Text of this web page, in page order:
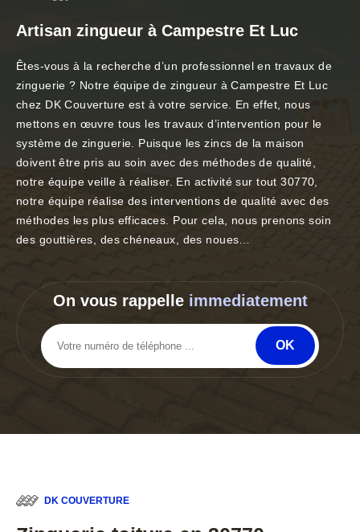
Artisan zingueur à Campestre Et Luc
Êtes-vous à la recherche d’un professionnel en travaux de
zinguerie ? Notre équipe de zingueur à Campestre Et Luc
chez DK Couverture est à votre service. En effet, nous
mettons en œuvre tous les travaux d’intervention pour le
système de zinguerie. Puisque les zincs de la maison
doivent être pris au soin avec des méthodes de qualité,
notre équipe veille à réaliser. En activité sur tout 30770,
notre équipe réalise des interventions de qualité avec des
méthodes les plus efficaces. Pour cela, nous prenons soin
des gouttières, des chéneaux, des noues…
On vous rappelle immediatement
DK COUVERTURE